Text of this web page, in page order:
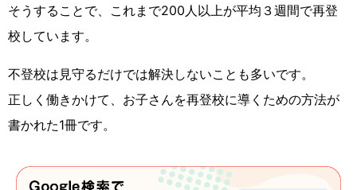
そうすることで、これまで200人以上が平均３週間で再登
校しています。
不登校は見守るだけでは解決しないことも多いです。
正しく働きかけて、お子さんを再登校に導くための方法が
書かれた1冊です。